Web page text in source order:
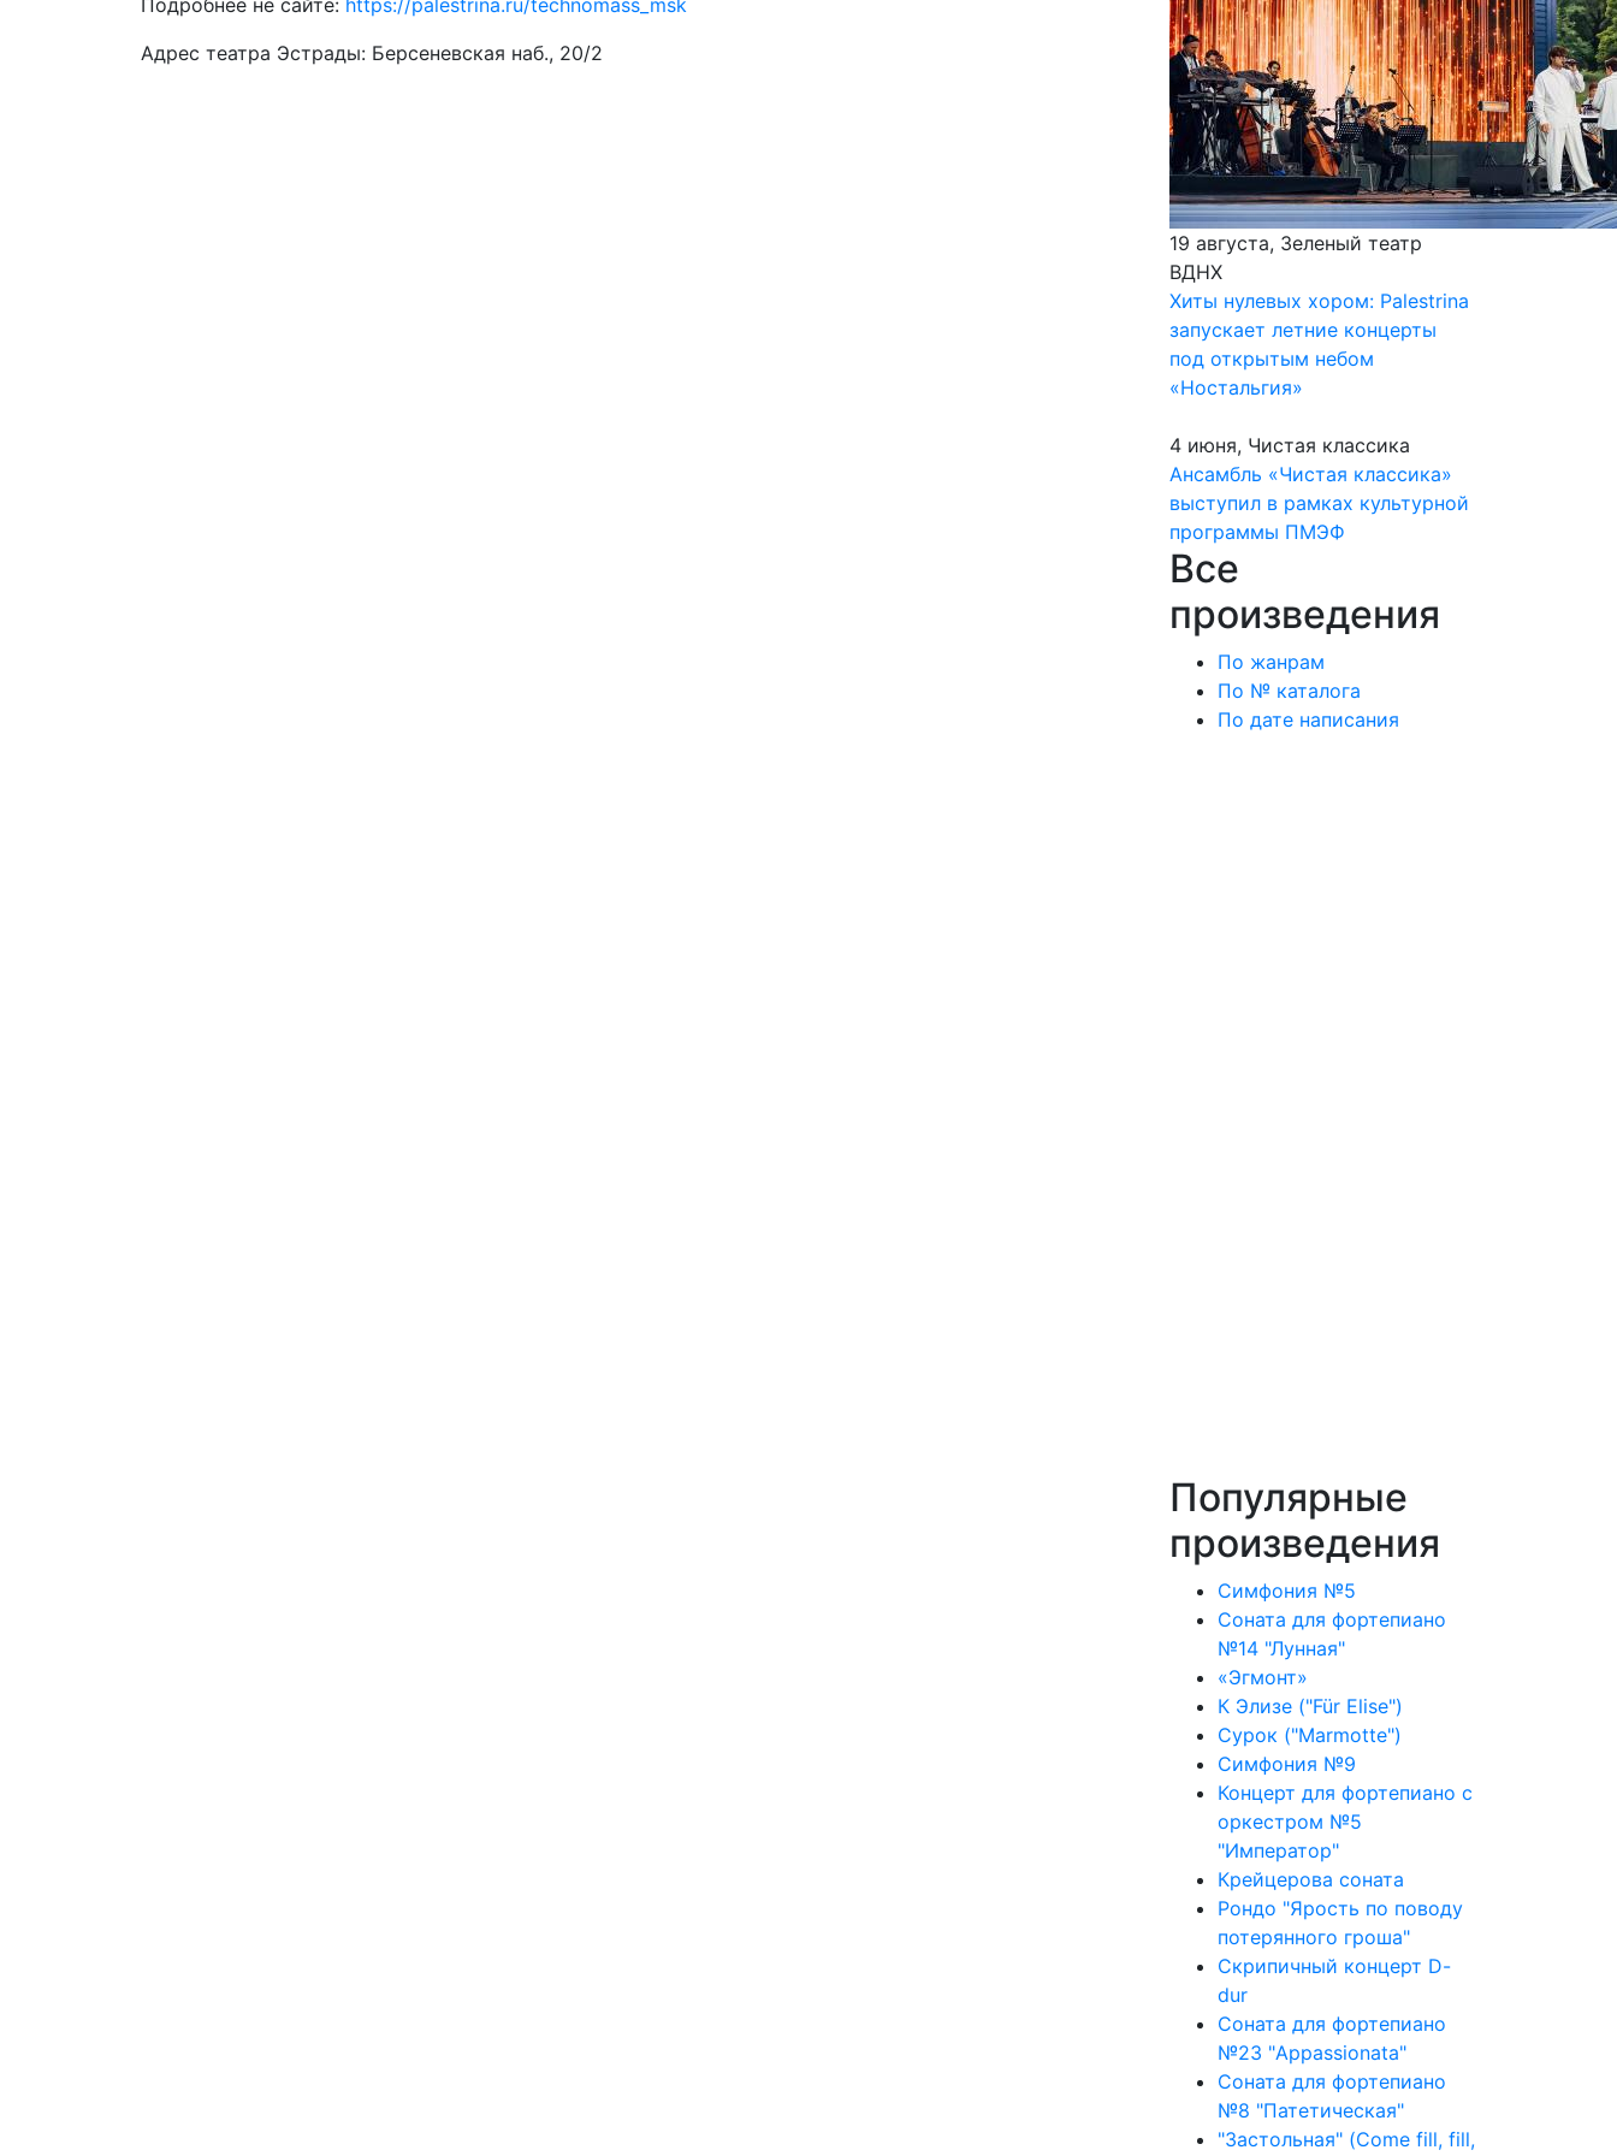
Подробнее не сайте: https://palestrina.ru/technomass_msk
Адрес театра Эстрады: Берсеневская наб., 20/2
19 августа, Зеленый театр
ВДНХ
Хиты нулевых хором: Palestrina
запускает летние концерты
под открытым небом
«Ностальгия»
4 июня, Чистая классика
Ансамбль «Чистая классика»
выступил в рамках культурной
программы ПМЭФ
Все
произведения
По жанрам
По № каталога
По дате написания
Популярные
произведения
Симфония №5
Соната для фортепиано
№14 "Лунная"
«Эгмонт»
К Элизе ("Für Elise")
Сурок ("Marmotte")
Симфония №9
Концерт для фортепиано с
оркестром №5
"Император"
Крейцерова соната
Рондо "Ярость по поводу
потерянного гроша"
Скрипичный концерт D-
dur
Соната для фортепиано
№23 "Appassionata"
Соната для фортепиано
№8 "Патетическая"
"Застольная" (Come fill, fill,